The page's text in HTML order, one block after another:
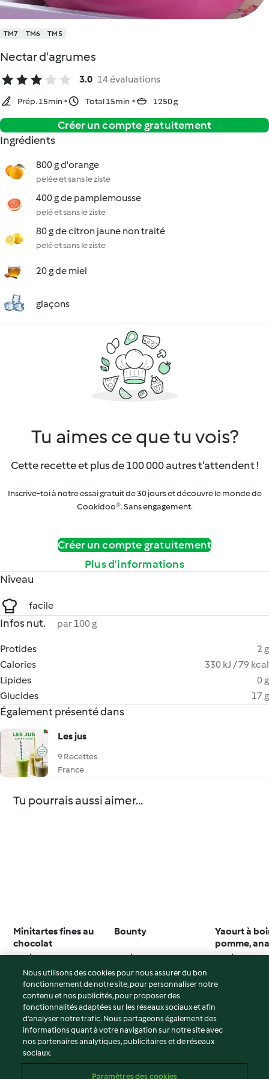
TM7 TM6 TM5
Nectar d'agrumes
3.0 14 évaluations
Prép. 15min Total 15min 1250 g
Créer un compte gratuitement
Ingrédients
800 g d'orange
pelée et sans le ziste
400 g de pamplemousse
pelé et sans le ziste
80 g de citron jaune non traité
pelé et sans le ziste
20 g de miel
glaçons
Tu aimes ce que tu vois?
Cette recette et plus de 100 000 autres t'attendent !
Inscrive-toi à notre essai gratuit de 30 jours et découvre le monde de
Cookidoo®. Sans engagement.
Créer un compte gratuitement
Plus d’informations
Niveau
facile
Infos nut. par 100 g
Protides
2 g
Calories
330 kJ / 79 kcal
Lipides
0 g
Glucides
17 g
Également présenté dans
Les jus
9 Recettes
France
Tu pourrais aussi aimer...
Minitartes fines au
chocolat
4.2 (5)
Bounty
4.7 (15)
Yaourt à
pomme,
citron vert
3.0 (2)
© Copyright 2026
Conditions d'utilisation
Politique de confidentialité
Nous utilisons des cookies pour nous assurer du bon
fonctionnement de notre site, pour personnaliser notre
contenu et nos publicités, pour proposer des
fonctionnalités adaptées sur les réseaux sociaux et afin
d’analyser notre trafic. Nous partageons également des
informations quant à votre navigation sur notre site avec
nos partenaires analytiques, publicitaires et de réseaux
sociaux.
Paramètres des cookies